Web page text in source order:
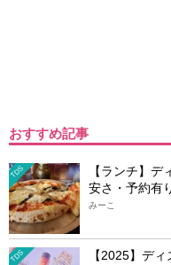
おすすめ記事
TDS
【ランチ】デ
安さ・予約有
みーこ
TDS
【2025】デ